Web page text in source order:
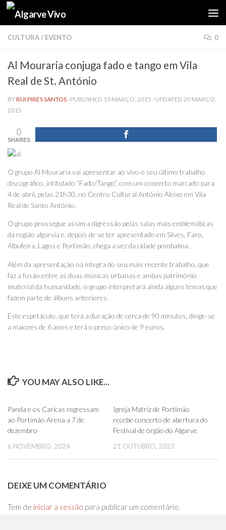
Skip to content
CULTURA/ EVENTO 0
Al Mouraria conjuga fado e tango em Vila
Real de St. António
BYRUI PIRES SANTOS · PUBLISHED 19 MARÇO, 2015 · UPDATED 20 MARÇO,
2015
0
SHARES
O grupo Al Mouraria vai apresentar ao vivo o seu último trabalho
discográfico, intitulado “Fado/Tango”, com um concerto marcado para
4 de abril, pelas 21h30, no Centro Cultural António Aleixo em Vila
Real de Santo António.
O grupo prossegue assim a digressão pelas salas mais emblemáticas
da região algarvia e, depois de se ter apresentado em Silves, Faro,
Albufeira, Lagos e Portimão, chega a vez da cidade pombalina.
Além da apresentação na íntegra do seu mais recente trabalho, que
faz a fusão entre as duas músicas urbanas e ambas património
imaterial da humanidade, o grupo interpretará ainda alguns temas que
fazem parte de álbuns anteriores.
Este espetáculo, que terá a duração de cerca de 90 minutos, dirige-se
a maiores de 6 anos e terá o preço único de 9 euros.
YOU MAY ALSO LIKE...
Panda e os Caricas regressam
ao Portimão Arena a 7 de
dezembro
6 NOVEMBRO, 2024
Igreja Matriz de Portimão
recebe concerto de abertura do
Festival de òrgão do Algarve
21 OUTUBRO, 2023
DEIXE UM COMENTÁRIO
Tem de iniciar a sessão para publicar um comentário.